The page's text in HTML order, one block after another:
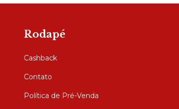
Rodapé
Cashback
Contato
Política de Pré-Venda